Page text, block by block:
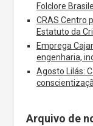
Folclore
CRAS Centro
Estatuto da
Emprega
engenharia,
Agosto Lilás:
Arquivo de